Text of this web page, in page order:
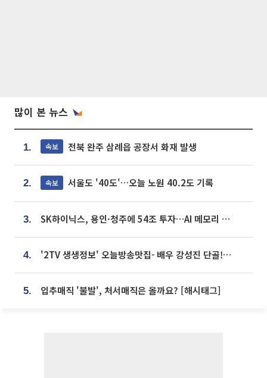
많이 본 뉴스
1. 속보 전북 완주 삼례읍 공장서 화재 발생
2. 속보 서울도 '40도'…오늘 노원 40.2도 기록
3. SK하이닉스, 용인·청주에 54조 투자…AI 메모리 생산기지 키운다
4. '2TV 생생정보' 오늘방송맛집- 배우 강성진 단골! 쌀국수ㆍ푸팟퐁 커리 맛집 '블○○○'
5. 입추매직 '불발', 처서매직은 올까요? [해시태그]